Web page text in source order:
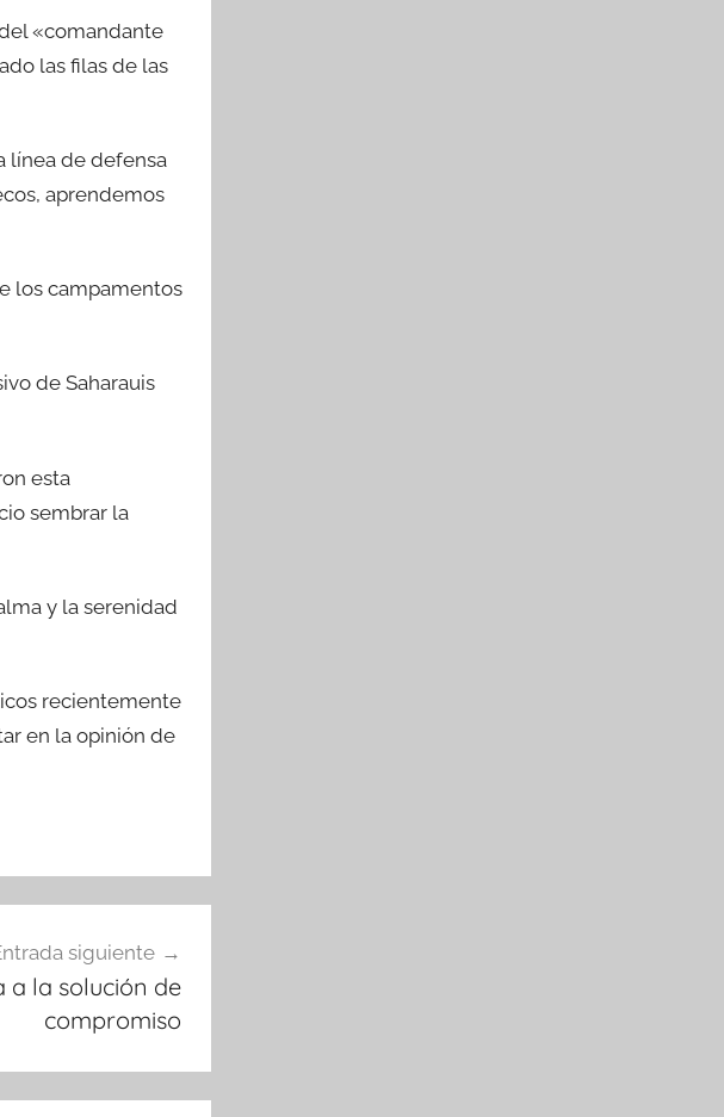
«comandante
las filas de las
línea de defensa
aprendemos
los campamentos
de Saharauis
esta
sembrar la
y la serenidad
recientemente
en la opinión de
siguiente
a la solución de
compromiso